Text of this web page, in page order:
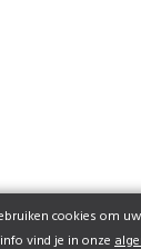
cookies om
vind je in onze